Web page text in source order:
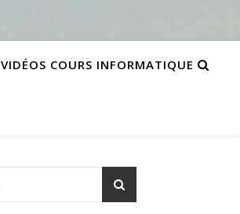
VIDÉOS COURS INFORMATIQUE